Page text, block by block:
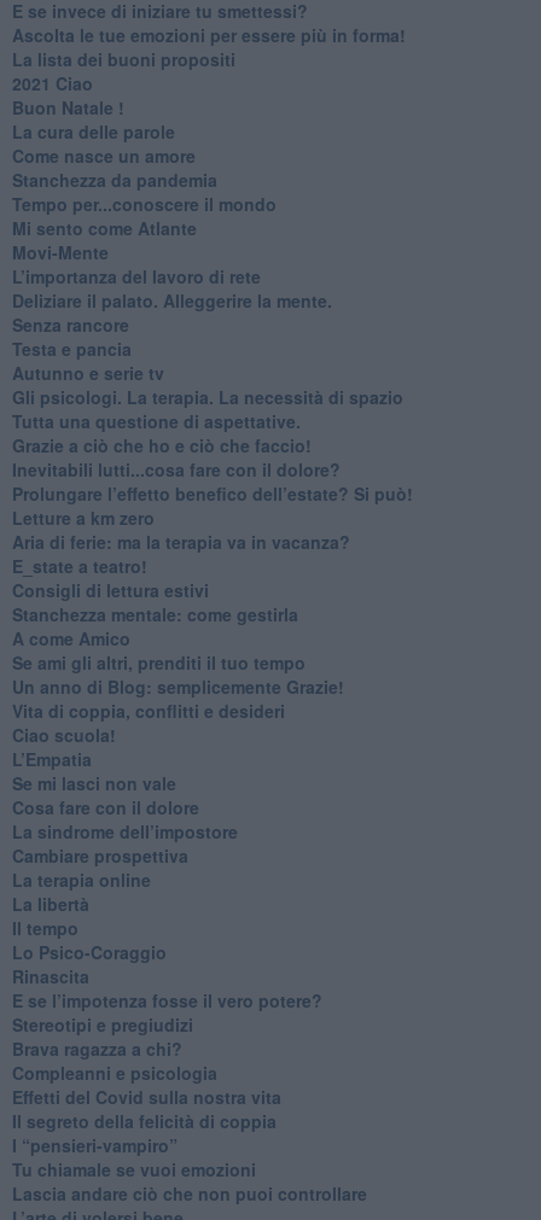
​E se invece di iniziare tu smettessi?
​Ascolta le tue emozioni per essere più in forma!
​La lista dei buoni propositi
2021 Ciao
Buon Natale !
​La cura delle parole
​Come nasce un amore
Stanchezza da pandemia
​Tempo per...conoscere il mondo
​Mi sento come Atlante
​Movi-Mente
​L’importanza del lavoro di rete
​Deliziare il palato. Alleggerire la mente.
​Senza rancore
​Testa e pancia
​Autunno e serie tv
​Gli psicologi. La terapia. La necessità di spazio
​Tutta una questione di aspettative.
​Grazie a ciò che ho e ciò che faccio!
​Inevitabili lutti...cosa fare con il dolore?
Prolungare l’effetto benefico dell’estate? Si può!
​Letture a km zero
​Aria di ferie: ma la terapia va in vacanza?
​E_state a teatro!
​Consigli di lettura estivi
​Stanchezza mentale: come gestirla
​A come Amico
​Se ami gli altri, prenditi il tuo tempo
​Un anno di Blog: semplicemente Grazie!
​Vita di coppia, conflitti e desideri
​Ciao scuola!
​L’Empatia
​Se mi lasci non vale
Cosa fare con il dolore
​La sindrome dell’impostore
​Cambiare prospettiva
La terapia online
La libertà
​Il tempo
​Lo Psico-Coraggio
Rinascita
​E se l’impotenza fosse il vero potere?
Stereotipi e pregiudizi
​Brava ragazza a chi?
​Compleanni e psicologia
Effetti del Covid sulla nostra vita
Il segreto della felicità di coppia
​I “pensieri-vampiro”
​Tu chiamale se vuoi emozioni
​Lascia andare ciò che non puoi controllare